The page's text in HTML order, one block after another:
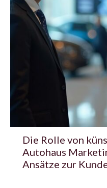
Die Rolle von
Autohaus
Ansätze zur